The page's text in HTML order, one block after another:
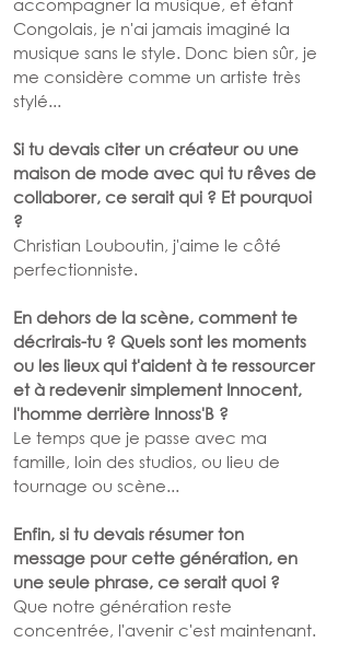
accompagner la musique, et étant
Congolais, je n'ai jamais imaginé la
musique sans le style. Donc bien sûr, je
me considère comme un artiste très
stylé...
Si tu devais citer un créateur ou une
maison de mode avec qui tu rêves de
collaborer, ce serait qui ? Et pourquoi
?
Christian Louboutin, j'aime le côté
perfectionniste.
En dehors de la scène, comment te
décrirais-tu ? Quels sont les moments
ou les lieux qui t'aident à te ressourcer
et à redevenir simplement Innocent,
l'homme derrière Innoss'B ?
Le temps que je passe avec ma
famille, loin des studios, ou lieu de
tournage ou scène...
Enfin, si tu devais résumer ton
message pour cette génération, en
une seule phrase, ce serait quoi ?
Que notre génération reste
concentrée, l'avenir c'est maintenant.